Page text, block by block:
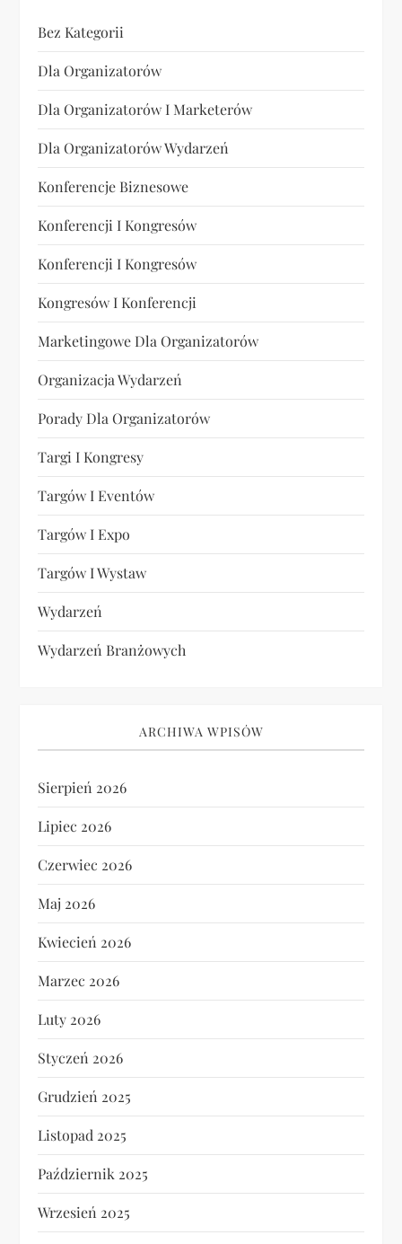
Bez Kategorii
Dla Organizatorów
Dla Organizatorów I Marketerów
Dla Organizatorów Wydarzeń
Konferencje Biznesowe
Konferencji I Kongresów
Konferencji I Kongresów
Kongresów I Konferencji
Marketingowe Dla Organizatorów
Organizacja Wydarzeń
Porady Dla Organizatorów
Targi I Kongresy
Targów I Eventów
Targów I Expo
Targów I Wystaw
Wydarzeń
Wydarzeń Branżowych
ARCHIWA WPISÓW
Sierpień 2026
Lipiec 2026
Czerwiec 2026
Maj 2026
Kwiecień 2026
Marzec 2026
Luty 2026
Styczeń 2026
Grudzień 2025
Listopad 2025
Październik 2025
Wrzesień 2025